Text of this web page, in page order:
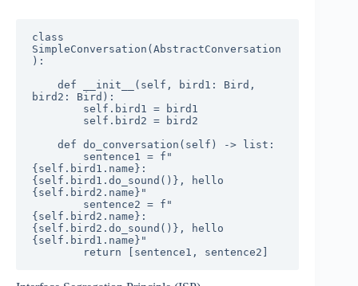
class
SimpleConversation(AbstractConversation
):
bird2: Bird):
{self.bird1.name}:
{self.bird1.do_sound()}, hello
{self.bird2.name}"
{self.bird2.name}:
{self.bird2.do_sound()}, hello
{self.bird1.name}"
        return [sentence1, sentence2]